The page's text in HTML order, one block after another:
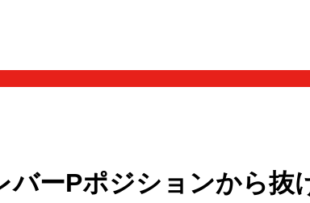
ーPポジションから抜